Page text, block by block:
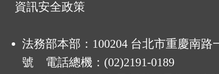
資訊安全政策
法務部本部：100204 台北市重慶南路
號 電話總機：(02)2191-0189